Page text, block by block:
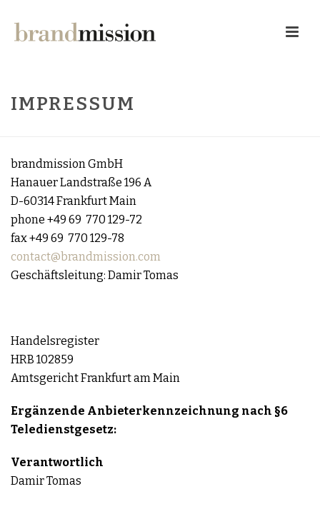
IMPRESSUM
brandmission GmbH
Hanauer Landstraße 196 A
D-60314 Frankfurt Main
phone +49 69 770 129-72
fax +49 69 770 129-78
contact@brandmission.com
Geschäftsleitung: Damir Tomas
Handelsregister
HRB 102859
Amtsgericht Frankfurt am Main
Ergänzende Anbieterkennzeichnung nach §6
Teledienstgesetz:
Verantwortlich
Damir Tomas